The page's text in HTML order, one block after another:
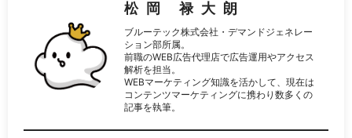
松岡 禄大朗
ブルーテック株式会社・デマンドジェネレー
ション部所属。
前職のWEB広告代理店で広告運用やアクセス
解析を担当。
WEBマーケティング知識を活かして、現在は
コンテンツマーケティングに携わり数多くの
記事を執筆。